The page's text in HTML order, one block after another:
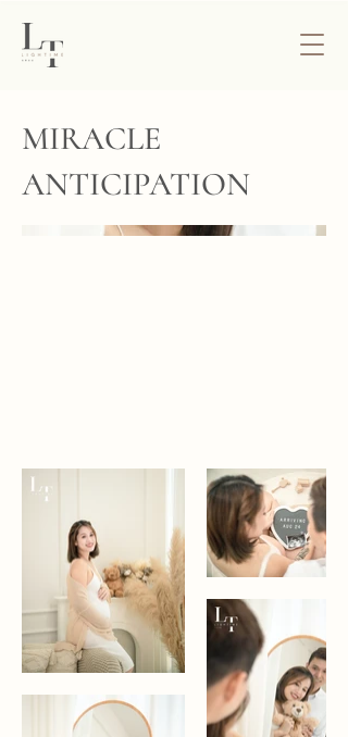
MIRACLE
ANTICIPATION